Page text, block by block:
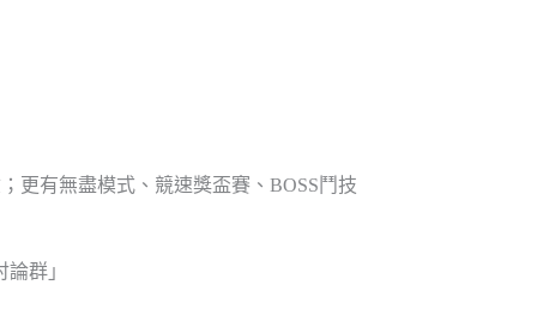
更有無盡模式、競速獎盃賽、BOSS鬥技
群」